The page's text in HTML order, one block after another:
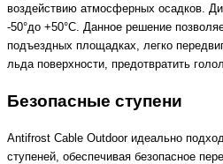
воздействию атмосферных осадков.
-50°до +50°С. Данное решение
подъездных площадках, легко
льда поверхности, предотвратить
Безопасные ступени
Antifrost Cable Outdoor идеально
ступеней, обеспечивая безопасное